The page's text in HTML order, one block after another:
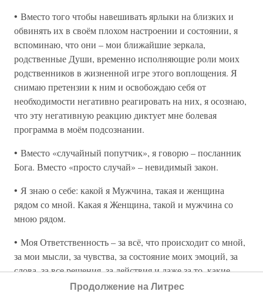
• Вместо того чтобы навешивать ярлыки на близких и
обвинять их в своём плохом настроении и состоянии, я
вспоминаю, что они – мои ближайшие зеркала,
родственные Души, временно исполняющие роли моих
родственников в жизненной игре этого воплощения. Я
снимаю претензии к ним и освобождаю себя от
необходимости негативно реагировать на них, я осознаю,
что эту негативную реакцию диктует мне болевая
программа в моём подсознании.
• Вместо «случайный попутчик», я говорю – посланник
Бога. Вместо «просто случай» – невидимый закон.
• Я знаю о себе: какой я Мужчина, такая и женщина
рядом со мной. Какая я Женщина, такой и мужчина со
мною рядом.
• Моя Ответственность – за всё, что происходит со мной,
за мои мысли, за чувства, за состояние моих эмоций, за
слова, за все решения, за действия и даже за то, какие
программы «играют» – проявляются через меня. Это
Продолжение на Литрес